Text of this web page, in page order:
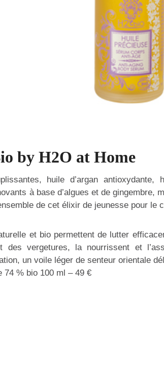
by H2O at Home
huile d’argan antioxydante,
à base d’algues et de gingembre,
de cet élixir de jeunesse pour le
et bio permettent de lutter
des vergetures, la nourrissent et
un voile léger de senteur orientale
74 % bio 100 ml – 49 €